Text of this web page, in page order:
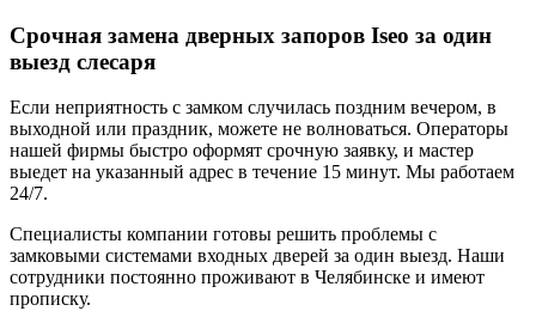
Срочная замена дверных запоров Iseo за один
выезд слесаря
Если неприятность с замком случилась поздним вечером, в
выходной или праздник, можете не волноваться. Операторы
нашей фирмы быстро оформят срочную заявку, и мастер
выедет на указанный адрес в течение 15 минут. Мы работаем
24/7.
Специалисты компании готовы решить проблемы с
замковыми системами входных дверей за один выезд. Наши
сотрудники постоянно проживают в Челябинске и имеют
прописку.